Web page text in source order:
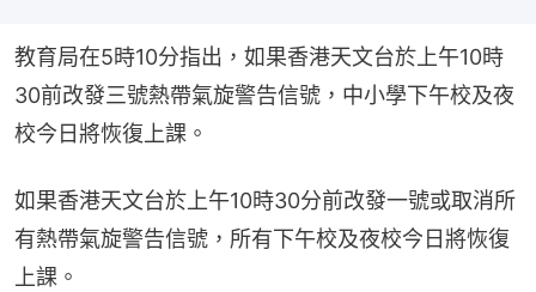
教育局在5時10分指出，如果香港天文台於上午10時
30前改發三號熱帶氣旋警告信號，中小學下午校及夜
校今日將恢復上課。
如果香港天文台於上午10時30分前改發一號或取消所
有熱帶氣旋警告信號，所有下午校及夜校今日將恢復
上課。